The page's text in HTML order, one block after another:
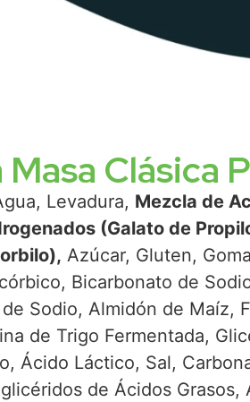
Masa Clásica
Levadura, Mezcla de
(Galato de
Azúcar, Gluten,
Bicarbonato de
Sodio, Almidón de Maíz,
de Trigo Fermentada,
Ácido Láctico, Sal,
de Ácidos Grasos,